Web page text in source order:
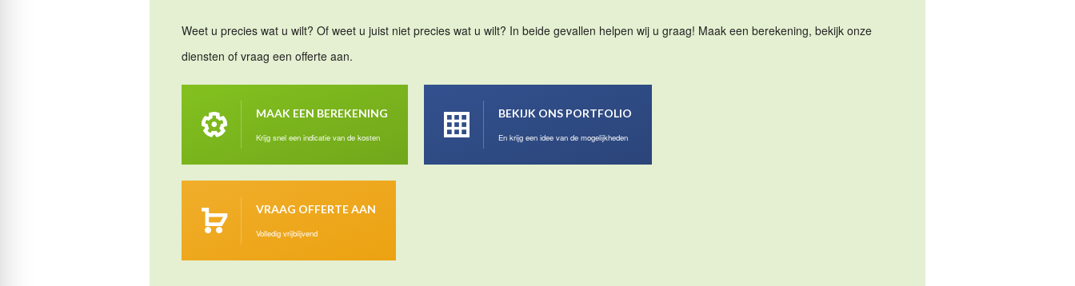
Weet u precies wat u wilt? Of weet u juist niet precies wat u wilt? In beide gevallen helpen wij u graag! Maak een berekening, bekijk onze
diensten of vraag een offerte aan.
MAAK EEN BEREKENING
Krijg snel een indicatie van de kosten
BEKIJK ONS PORTFOLIO
En krijg een idee van de mogelijkheden
VRAAG OFFERTE AAN
Volledig vrijblijvend